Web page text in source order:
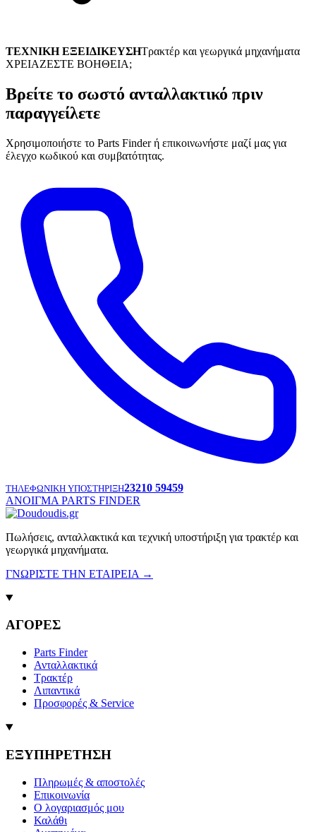
ΤΕΧΝΙΚΗ ΕΞΕΙΔΙΚΕΥΣΗΤρακτέρ και γεωργικά μηχανήματα
ΧΡΕΙΑΖΕΣΤΕ ΒΟΗΘΕΙΑ;
Βρείτε το σωστό ανταλλακτικό πριν
παραγγείλετε
Χρησιμοποιήστε το Parts Finder ή επικοινωνήστε μαζί μας για
έλεγχο κωδικού και συμβατότητας.
ΤΗΛΕΦΩΝΙΚΗ ΥΠΟΣΤΗΡΙΞΗ23210 59459
ΑΝΟΙΓΜΑ PARTS FINDER
Πωλήσεις, ανταλλακτικά και τεχνική υποστήριξη για τρακτέρ και
γεωργικά μηχανήματα.
ΓΝΩΡΙΣΤΕ ΤΗΝ ΕΤΑΙΡΕΙΑ →
ΑΓΟΡΕΣ
Parts Finder
Ανταλλακτικά
Τρακτέρ
Λιπαντικά
Προσφορές & Service
ΕΞΥΠΗΡΕΤΗΣΗ
Πληρωμές & αποστολές
Επικοινωνία
Ο λογαριασμός μου
Καλάθι